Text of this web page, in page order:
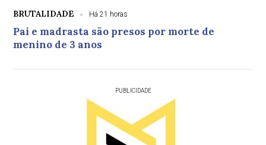
BRUTALIDADE Há 21 horas
Pai e madrasta são presos por morte de
menino de 3 anos
PUBLICIDADE